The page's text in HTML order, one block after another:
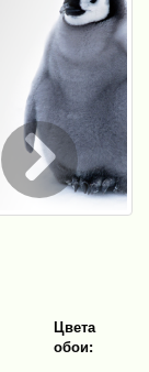
Цвета
обои: